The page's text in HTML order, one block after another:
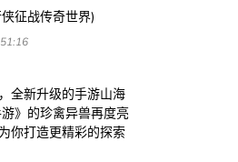
征战传奇世界)
全新升级的手游山海
》的珍禽异兽再度亮
你打造更精彩的探索